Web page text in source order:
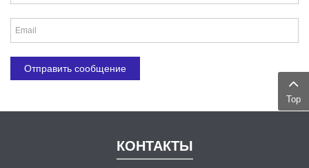
КОНТАКТЫ
Top